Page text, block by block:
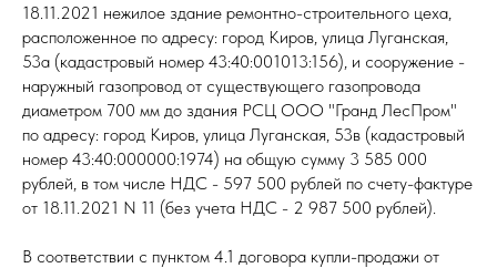
18.11.2021 нежилое здание ремонтно-строительного цеха,
расположенное по адресу: город Киров, улица Луганская,
53а (кадастровый номер 43:40:001013:156), и сооружение -
наружный газопровод от существующего газопровода
диаметром 700 мм до здания РСЦ ООО "Гранд ЛесПром"
по адресу: город Киров, улица Луганская, 53в (кадастровый
номер 43:40:000000:1974) на общую сумму 3 585 000
рублей, в том числе НДС - 597 500 рублей по счету-фактуре
от 18.11.2021 N 11 (без учета НДС - 2 987 500 рублей).
В соответствии с пунктом 4.1 договора купли-продажи от